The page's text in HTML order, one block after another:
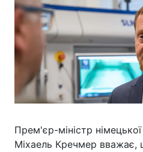
Прем'єр-міністр
Міхаель Кречмер вважає,